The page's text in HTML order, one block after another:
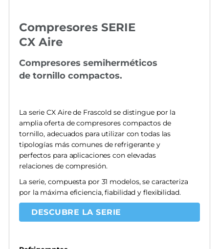
Compresores SERIE
CX Aire
Compresores semiherméticos
de tornillo compactos.
La serie CX Aire de Frascold se distingue por la
amplia oferta de compresores compactos de
tornillo, adecuados para utilizar con todas las
tipologías más comunes de refrigerante y
perfectos para aplicaciones con elevadas
relaciones de compresión.
La serie, compuesta por 31 modelos, se caracteriza
por la máxima eficiencia, fiabilidad y flexibilidad.
DESCUBRE LA SERIE